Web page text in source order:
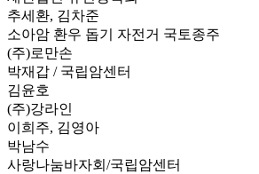
추세환, 김차준
소아암 환우 돕기 자전거 국토종주
(주)로만손
박재갑 / 국립암센터
김윤호
(주)강라인
이희주, 김영아
박남수
사랑나눔바자회/국립암센터